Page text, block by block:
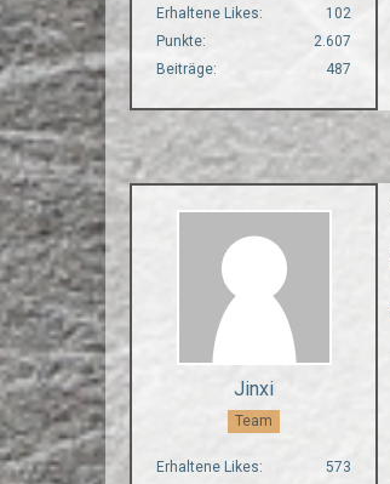
Erhaltene Likes
102
Punkte
2.607
Beiträge
487
Jinxi
Team
Erhaltene Likes
573